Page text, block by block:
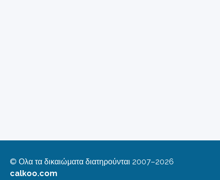
© Ολα τα δικαιώματα διατηρούνται 2007–2026
calkoo.com